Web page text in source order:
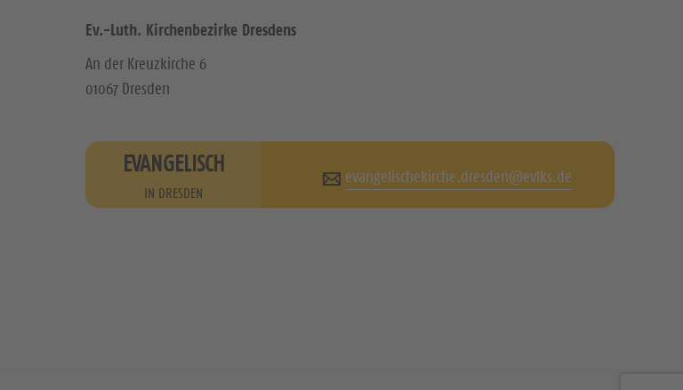
Ev.-Luth. Kirchenbezirke Dresdens
An der Kreuzkirche 6
01067 Dresden
EVANGELISCH
IN DRESDEN
evangelischekirche.dresden@evlks.de